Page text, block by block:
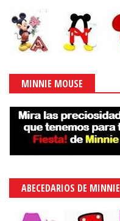
MINNIE MOUSE
ABECEDARIOS DE MINNIE